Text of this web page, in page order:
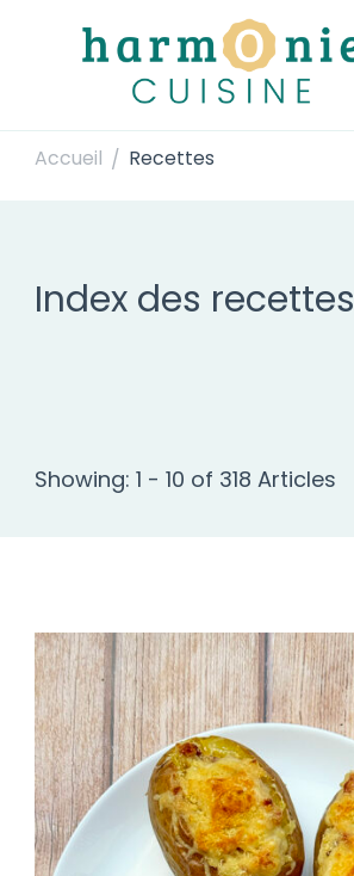
Harmonie Cuisine
Accueil / Recettes
Index des recettes
Showing: 1 - 10 of 318 Articles